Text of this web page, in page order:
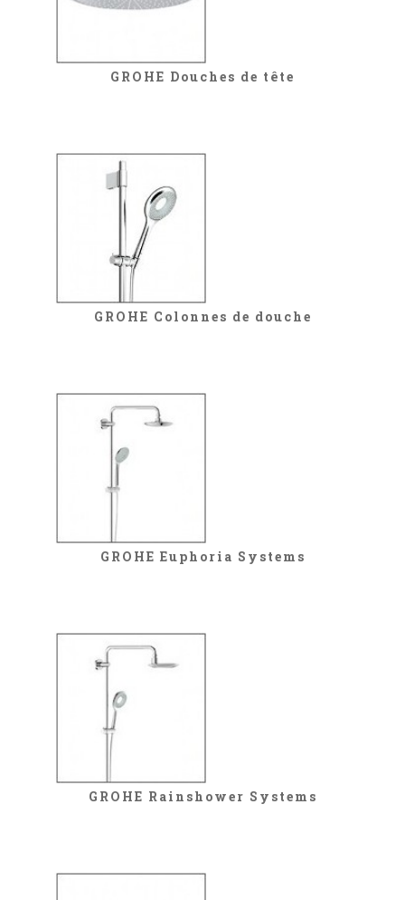
GROHE Douches de tête
GROHE Colonnes de douche
GROHE Euphoria Systems
GROHE Rainshower Systems